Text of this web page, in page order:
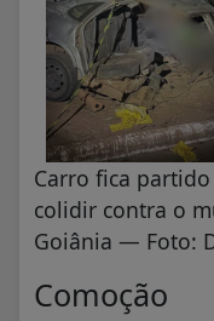
Carro fica
colidir contra o
Goiânia — Foto:
Comoção